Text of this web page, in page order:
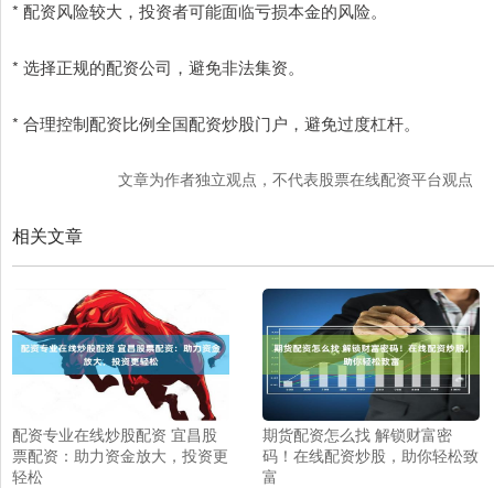
* 配资风险较大，投资者可能面临亏损本金的风险。
* 选择正规的配资公司，避免非法集资。
* 合理控制配资比例全国配资炒股门户，避免过度杠杆。
文章为作者独立观点，不代表股票在线配资平台观点
相关文章
配资专业在线炒股配资 宜昌股
票配资：助力资金放大，投资更
轻松
期货配资怎么找 解锁财富密
码！在线配资炒股，助你轻松致
富